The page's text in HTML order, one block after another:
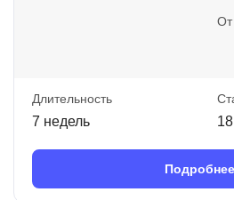
От
Длительность
7 недель
Подробнее